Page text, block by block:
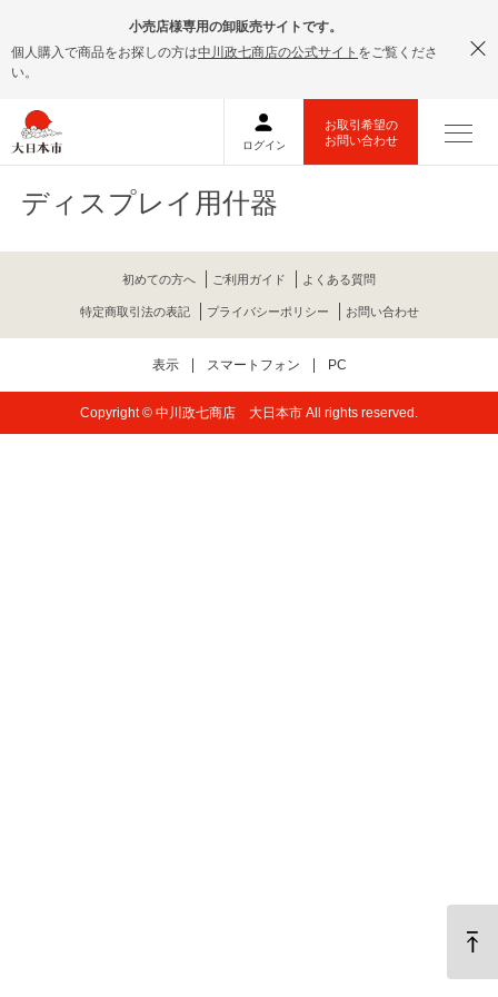
小売店様専用の卸販売サイトです。
個人購入で商品をお探しの方は中川政七商店の公式サイト をご覧くださ
い。
ディスプレイ用什器
初めての方へ ご利用ガイド よくある質問
特定商取引法の表記 プライバシーポリシー お問い合わせ
表示 スマートフォン PC
Copyright © 中川政七商店 大日本市 All rights reserved.